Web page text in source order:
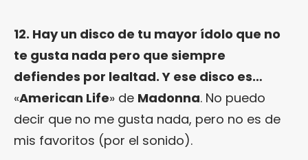
12. Hay un disco de tu mayor ídolo que no
te gusta nada pero que siempre
defiendes por lealtad. Y ese disco es…
«American Life» de Madonna. No puedo
decir que no me gusta nada, pero no es de
mis favoritos (por el sonido).